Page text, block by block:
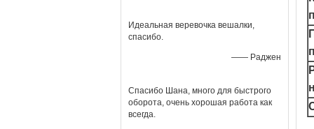
Идеальная веревочка вешалки,
спасибо.
—— Раджен
Спасибо Шана, много для быстрого
оборота, очень хорошая работа как
всегда.